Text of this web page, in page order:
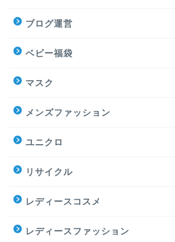
ブログ運営
ベビー福袋
マスク
メンズファッション
ユニクロ
リサイクル
レディースコスメ
レディースファッション